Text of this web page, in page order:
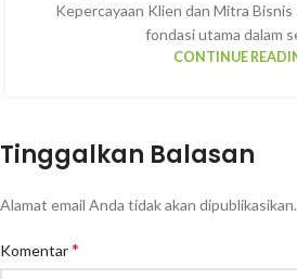
Kepercayaan Klien dan Mitra Bisnis
fondasi utama dalam
CONTINUE
Tinggalkan Balasan
Alamat email Anda tidak akan dipublikasikan.
Komentar*